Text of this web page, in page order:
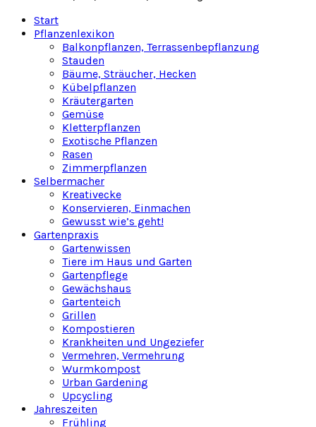
Start
Pflanzenlexikon
Balkonpflanzen, Terrassenbepflanzung
Stauden
Bäume, Sträucher, Hecken
Kübelpflanzen
Kräutergarten
Gemüse
Kletterpflanzen
Exotische Pflanzen
Rasen
Zimmerpflanzen
Selbermacher
Kreativecke
Konservieren, Einmachen
Gewusst wie’s geht!
Gartenpraxis
Gartenwissen
Tiere im Haus und Garten
Gartenpflege
Gewächshaus
Gartenteich
Grillen
Kompostieren
Krankheiten und Ungeziefer
Vermehren, Vermehrung
Wurmkompost
Urban Gardening
Upcycling
Jahreszeiten
Frühling